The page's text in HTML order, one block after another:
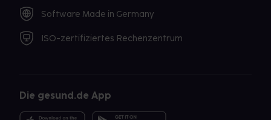
Software Made in Germany
ISO-zertifiziertes Rechenzentrum
Die gesund.de App